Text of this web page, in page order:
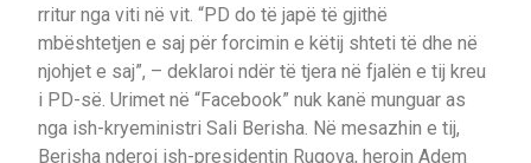
rritur nga viti në vit. “PD do të japë të gjithë
mbështetjen e saj për forcimin e këtij shteti të dhe në
njohjet e saj”, – deklaroi ndër të tjera në fjalën e tij kreu
i PD-së. Urimet në “Facebook” nuk kanë munguar as
nga ish-kryeministri Sali Berisha. Në mesazhin e tij,
Berisha nderoi ish-presidentin Rugova, heroin Adem